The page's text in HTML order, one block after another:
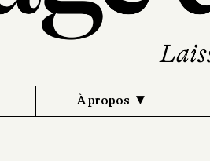
À propos